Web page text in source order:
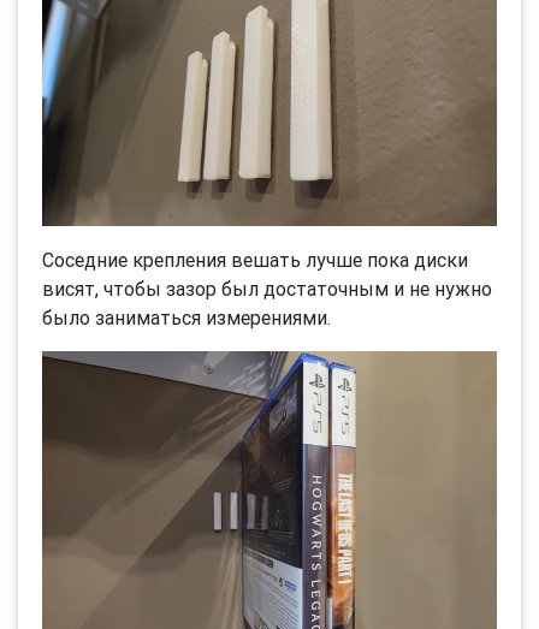
Соседние крепления вешать лучше пока диски
висят, чтобы зазор был достаточным и не нужно
было заниматься измерениями.